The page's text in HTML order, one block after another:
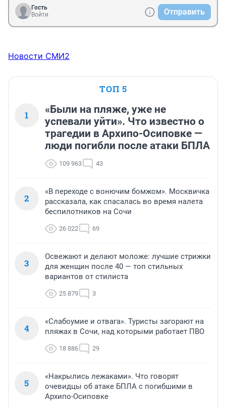
Гость
Войти
Отправить
Новости СМИ2
ТОП 5
1
«Были на пляже, уже не
успевали уйти». Что известно о
трагедии в Архипо-Осиповке —
люди погибли после атаки БПЛА
109 963 43
2
«В переходе с вонючим бомжом». Москвичка
рассказала, как спасалась во время налета
беспилотников на Сочи
26 022 69
3
Освежают и делают моложе: лучшие стрижки
для женщин после 40 — топ стильных
вариантов от стилиста
25 879 3
4
«Слабоумие и отвага». Туристы загорают на
пляжах в Сочи, над которыми работает ПВО
18 886 29
5
«Накрылись лежаками». Что говорят
очевидцы об атаке БПЛА с погибшими в
Архипо-Осиповке